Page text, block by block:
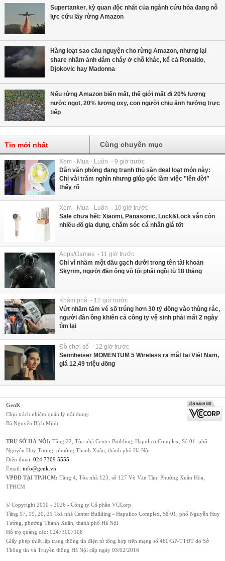
Supertanker, kỳ quan độc nhất của ngành cứu hỏa đang nỗ
lực cứu lấy rừng Amazon
Hàng loạt sao cầu nguyện cho rừng Amazon, nhưng lại
share nhầm ảnh đám cháy ở chỗ khác, kể cả Ronaldo,
Djokovic hay Madonna
Nếu rừng Amazon biến mất, thế giới mất đi 20% lượng
nước ngọt, 20% lượng oxy, con người chịu ảnh hưởng trực
tiếp
Tin mới nhất Cùng chuyên mục
Xem - Mua - Luôn - 9 giờ trước
Dân văn phòng đang tranh thủ săn deal loạt món này:
Chỉ vài trăm nghìn nhưng giúp góc làm việc "lên đời"
thấy rõ
Xem - Mua - Luôn - 10 giờ trước
Sale chưa hết: Xiaomi, Panasonic, Lock&Lock vẫn còn
nhiều đồ gia dụng, chăm sóc cá nhân giá tốt
Apps/Games - 11 giờ trước
Chỉ vì nhầm một dấu gạch dưới trong tên tài khoản
Skyrim, người đàn ông vô tội phải ngồi tù 18 tháng
Khám phá - 12 giờ trước
Vứt nhầm tấm vé số trúng hơn 30 tỷ đồng vào thùng rác,
người đàn ông khiến cả công ty vệ sinh phải mất 2 ngày
tìm lại
Đồ chơi số - 12 giờ trước
Sennheiser MOMENTUM 5 Wireless ra mắt tại Việt Nam,
giá 12,49 triệu đồng
GenK
Chịu trách nhiệm quản lý nội dung:
Bà Nguyễn Bích Minh
TRỤ SỞ HÀ NỘI: Tầng 22, Tòa nhà Center Building, Hapulico Complex, Số 01, phố
Nguyễn Huy Tưởng, phường Thanh Xuân, thành phố Hà Nội
Điện thoại: 024 7309 5555
Email: info@genk.vn
VPĐD TẠI TP.HCM: Tầng 4, Tòa nhà 123, số 127 Võ Văn Tần, Phường Xuân Hòa,
TPHCM
© Copyright 2010 - 2026 - Công ty Cổ phần VCCorp
Tầng 17, 19, 20, 21 Toà nhà Center Building - Hapulico Complex, Số 01, phố Nguyễn Huy
Tưởng, phường Thanh Xuân, thành phố Hà Nội
Hỗ trợ quảng cáo: 02473007108
Giấy phép thiết lập trang thông tin điện tử tổng hợp trên mạng số 460/GP-TTĐT do Sở
Thông tin và Truyền thông Hà Nội cấp ngày 03/02/2016